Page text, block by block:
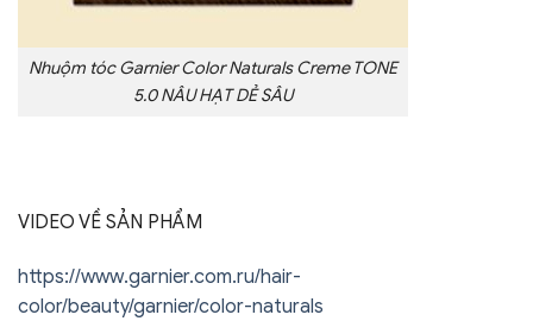
Nhuộm tóc Garnier Color Naturals Creme TONE
5.0 NÂU HẠT DẺ SÂU
VIDEO VỀ SẢN PHẨM
https://www.garnier.com.ru/hair-
color/beauty/garnier/color-naturals